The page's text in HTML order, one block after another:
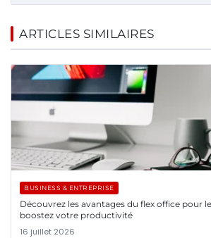
ARTICLES SIMILAIRES
BUSINESS & ENTREPRISE
Découvrez les avantages du flex office pour
boostez votre productivité
16 juillet 2026